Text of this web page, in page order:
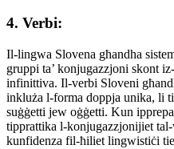
4. Verbi:
Il-lingwa Slovena għandha
gruppi ta’ konjugazzjoni skont
infinittiva. Il-verbi Sloveni
inkluża l-forma doppja unika, li
suġġetti jew oġġetti. Kun
tipprattika l-konjugazzjonijiet
kunfidenza fil-ħiliet lingwistiċi